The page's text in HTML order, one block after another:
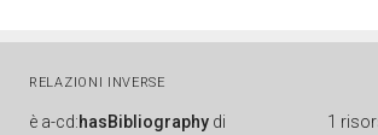
RELAZIONI INVERSE
è a-cd:hasBibliography di 1